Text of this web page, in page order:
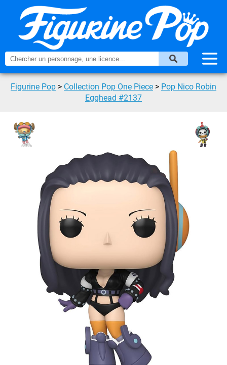
Figurine Pop > Collection Pop One Piece > Pop Nico Robin
Egghead #2137